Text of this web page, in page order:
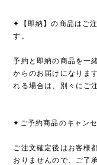
✦【即納】の商品はご
す。
予約と即納の商品を一
からのお届けになりま
れる場合は、別々にご
✦ご予約商品のキャン
ご注文確定後はお客様
おりませんので、ご了